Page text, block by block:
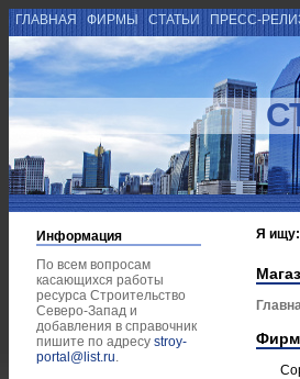
ГЛАВНАЯ ФИРМЫ СТАТЬИ ПРЕСС-
Информация
По всем вопросам
касающихся работы
ресурса Строительство
Северо-Запад и
добавления в справочник
пишите по адресу stroy-
portal@list.ru.
Я ищу: